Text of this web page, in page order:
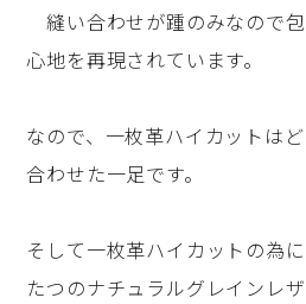
縫い合わせが踵のみなので
心地を再現されています。
なので、一枚革ハイカットは
合わせた一足です。
そして一枚革ハイカットの為
たつのナチュラルグレインレ